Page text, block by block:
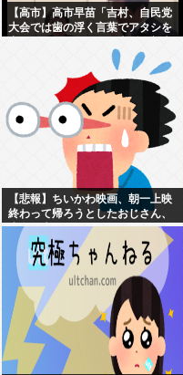
【高市】高市早苗「吉村、自民党
大会では歯の浮く言葉でアタシを
【悲報】ちいかわ映画、朝一上映
終わって帰ろうとしたおじさん、
少女に声をかけられ…